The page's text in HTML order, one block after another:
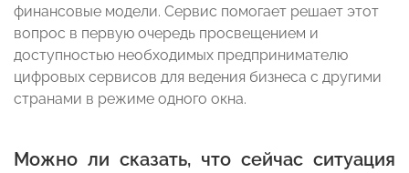
финансовые модели. Сервис помогает решает этот
вопрос в первую очередь просвещением и
доступностью необходимых предпринимателю
цифровых сервисов для ведения бизнеса с другими
странами в режиме одного окна.
Можно ли сказать, что сейчас ситуация